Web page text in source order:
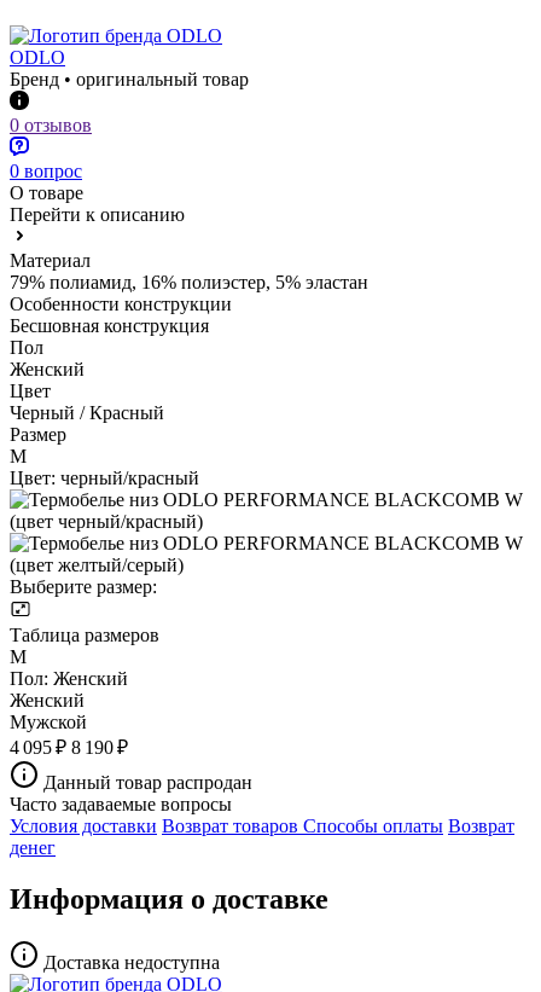
ODLO
Бренд • оригинальный товар
0 отзывов
0 вопрос
О товаре
Перейти к описанию
Материал
79% полиамид, 16% полиэстер, 5% эластан
Особенности конструкции
Бесшовная конструкция
Пол
Женский
Цвет
Черный / Красный
Размер
M
Цвет: черный/красный
Выберите размер:
Таблица размеров
M
Пол: Женский
Женский
Мужской
4 095 ₽ 8 190 ₽
Данный товар распродан
Часто задаваемые вопросы
Условия доставки Возврат товаров Способы оплаты Возврат
денег
Информация о доставке
Доставка недоступна